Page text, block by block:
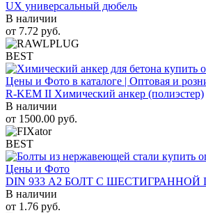
UX универсальный дюбель
В наличии
от 7.72 руб.
BEST
R-KEM II Химический анкер (полиэстер)
В наличии
от 1500.00 руб.
BEST
DIN 933 А2 БОЛТ С
В наличии
от 1.76 руб.